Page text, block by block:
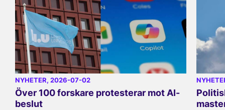
NYHETER, 2026-07-02
Över 100 forskare protesterar mot AI-
beslut